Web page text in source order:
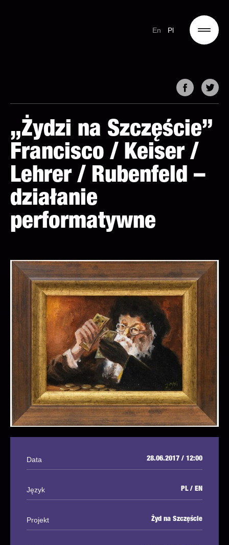
Pl
En
„Żydzi na Szczęście”
Francisco / Keiser /
Lehrer / Rubenfeld –
działanie
performatywne
Data 28.06.2017 / 12:00
Język PL / EN
Projekt Żyd na Szczęście